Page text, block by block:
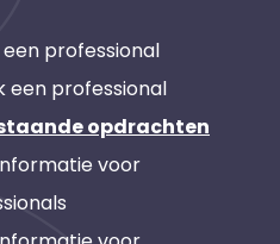
professional
een professional
opdrachten
voor